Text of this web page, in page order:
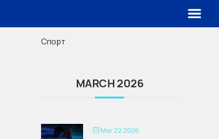
Спорт
MARCH 2026
Mar 22 2026